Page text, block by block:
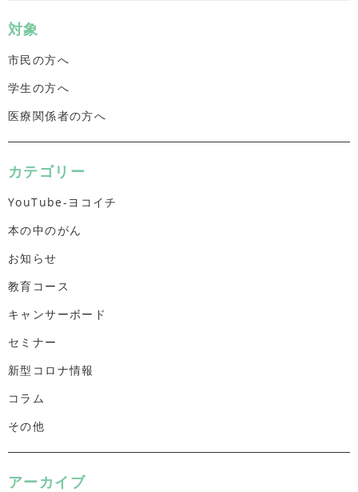
対象
市民の方へ
学生の方へ
医療関係者の方へ
カテゴリー
YouTube-ヨコイチ
本の中のがん
お知らせ
教育コース
キャンサーボード
セミナー
新型コロナ情報
コラム
その他
アーカイブ